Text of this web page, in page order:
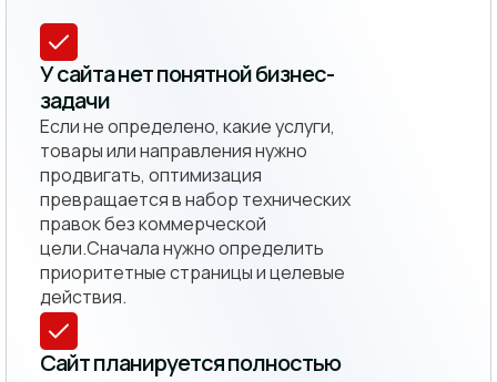
У сайта нет понятной бизнес-
задачи
Если не определено, какие услуги,
товары или направления нужно
продвигать, оптимизация
превращается в набор технических
правок без коммерческой
цели.Сначала нужно определить
приоритетные страницы и целевые
действия.
Сайт планируется полностью